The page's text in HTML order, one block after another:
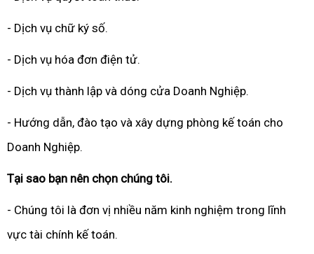
- Dịch vụ chữ ký số.
- Dịch vụ hóa đơn điện tử.
- Dịch vụ thành lập và dóng cửa Doanh Nghiệp.
- Hướng dẫn, đào tạo và xây dựng phòng kế toán cho
Doanh Nghiệp.
Tại sao bạn nên chọn chúng tôi.
- Chúng tôi là đơn vị nhiều năm kinh nghiệm trong lĩnh
vực tài chính kế toán.